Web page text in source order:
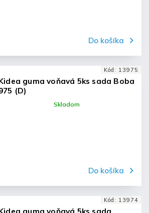
Do košíka
guma voňavá 5ks sada Boba
(D)
Skladom
Do košíka
Kód: 13975
guma voňavá 5ks sada
Kód: 13974